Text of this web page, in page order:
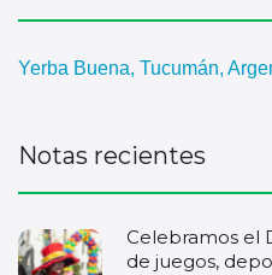
Yerba Buena, Tucumán,
Notas recientes
Celebramos el
de juegos,